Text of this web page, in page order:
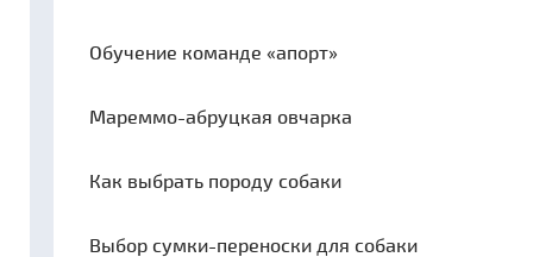
Обучение команде «апорт»
Мареммо-абруцкая овчарка
Как выбрать породу собаки
Выбор сумки-переноски для собаки